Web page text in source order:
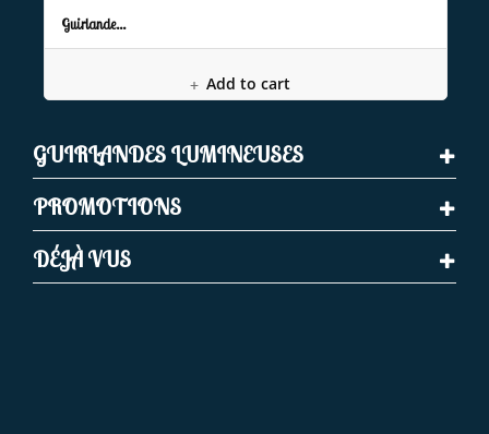
Guirlande...
Add to cart
GUIRLANDES LUMINEUSES
PROMOTIONS
DÉJÀ VUS